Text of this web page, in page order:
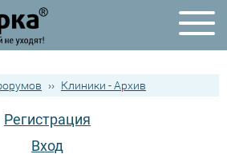
›› Клиники - Архив
Регистрация
Вход